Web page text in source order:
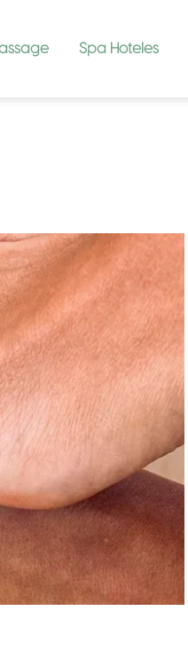
Spa Hoteles